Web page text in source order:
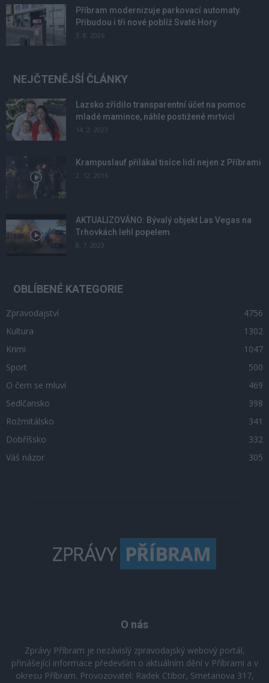
Příbram modernizuje parkovací automaty.
Přibudou i tři nové poblíž Svaté Hory
3. 8. 2026
NEJČTENĚJŠÍ ČLÁNKY
Lazsko zřídilo transparentní účet na pomoc
mladé mamince, náhle postižené mrtvicí
14. 2. 2023
Krampuslauf přilákal tisíce lidí nejen z Příbrami
2. 12. 2016
AKTUALIZOVÁNO: Bývalý objekt Las Vegas na
Trhovkách lehl popelem
8. 7. 2023
OBLÍBENÉ KATEGORIE
Zpravodajství
4756
Kultura
1302
Krimi
1047
Sport
500
O čem se mluví
469
Sedlčansko
398
Rožmitálsko
341
Dobříšsko
332
Váš názor
305
O nás
Zprávy Příbram je nezávislý zpravodajský webový portál,
přinášející informace především o aktuálním dění v Příbrami a v
okresu Příbram. Provozovatel: Radek Ctibor, Smetanova 317,